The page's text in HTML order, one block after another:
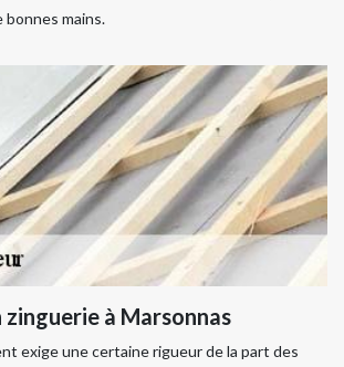
mains.
zinguerie à Marsonnas
exige une certaine rigueur de la part des